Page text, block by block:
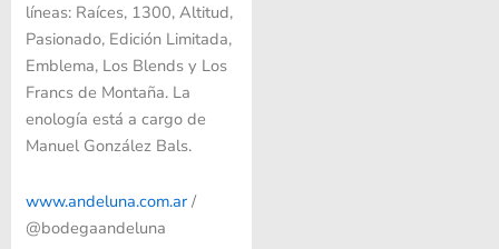
líneas: Raíces, 1300, Altitud,
Pasionado, Edición Limitada,
Emblema, Los Blends y Los
Francs de Montaña. La
enología está a cargo de
Manuel González Bals.
www.andeluna.com.ar/
@bodegaandeluna